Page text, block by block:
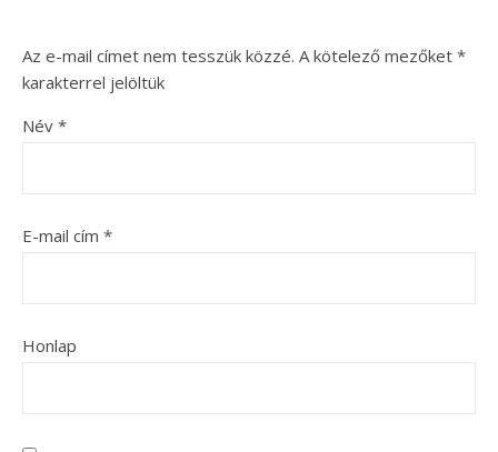
Az e-mail címet nem tesszük közzé. A kötelező mezőket *
karakterrel jelöltük
Név *
E-mail cím *
Honlap